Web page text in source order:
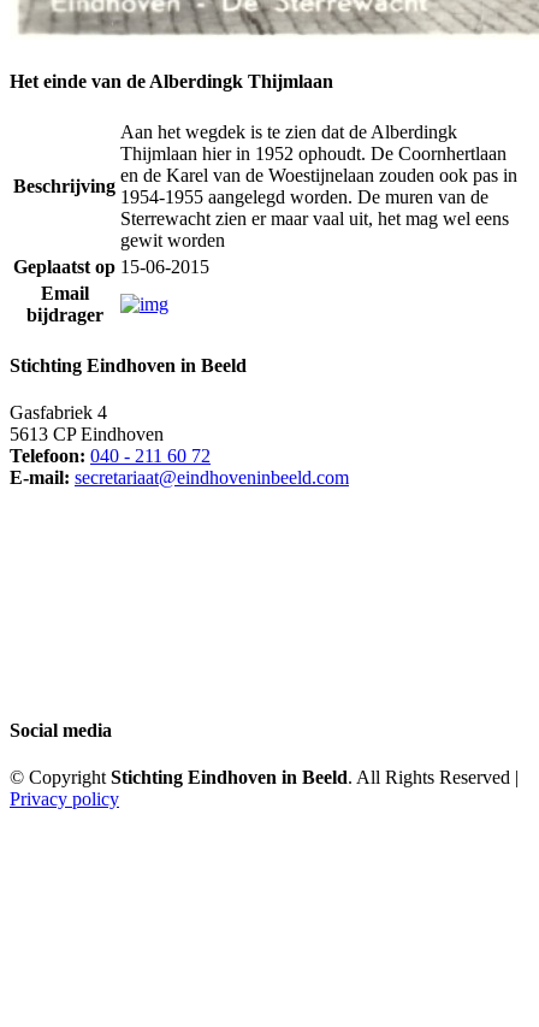
Het einde van de Alberdingk Thijmlaan
Beschrijving
Aan het wegdek is te zien dat de Alberdingk
Thijmlaan hier in 1952 ophoudt. De Coornhertlaan
en de Karel van de Woestijnelaan zouden ook pas in
1954-1955 aangelegd worden. De muren van de
Sterrewacht zien er maar vaal uit, het mag wel eens
gewit worden
Geplaatst op 15-06-2015
Email
bijdrager
Stichting Eindhoven in Beeld
Gasfabriek 4
5613 CP Eindhoven
Telefoon: 040 - 211 60 72
E-mail: secretariaat@eindhoveninbeeld.com
Social media
© Copyright Stichting Eindhoven in Beeld. All Rights Reserved |
Privacy policy